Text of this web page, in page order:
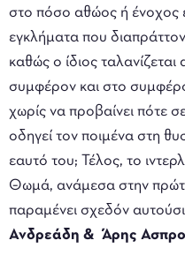
στο πόσο αθώος ή ένοχος
εγκλήματα που
καθώς ο ίδιος
συμφέρον και στο
χωρίς να προβαίνει πότε
οδηγεί τον ποιμένα στη
εαυτό του; Τέλος, το
Θωμά, ανάμεσα στην
παραμένει σχεδόν
Ανδρεάδη & Άρης